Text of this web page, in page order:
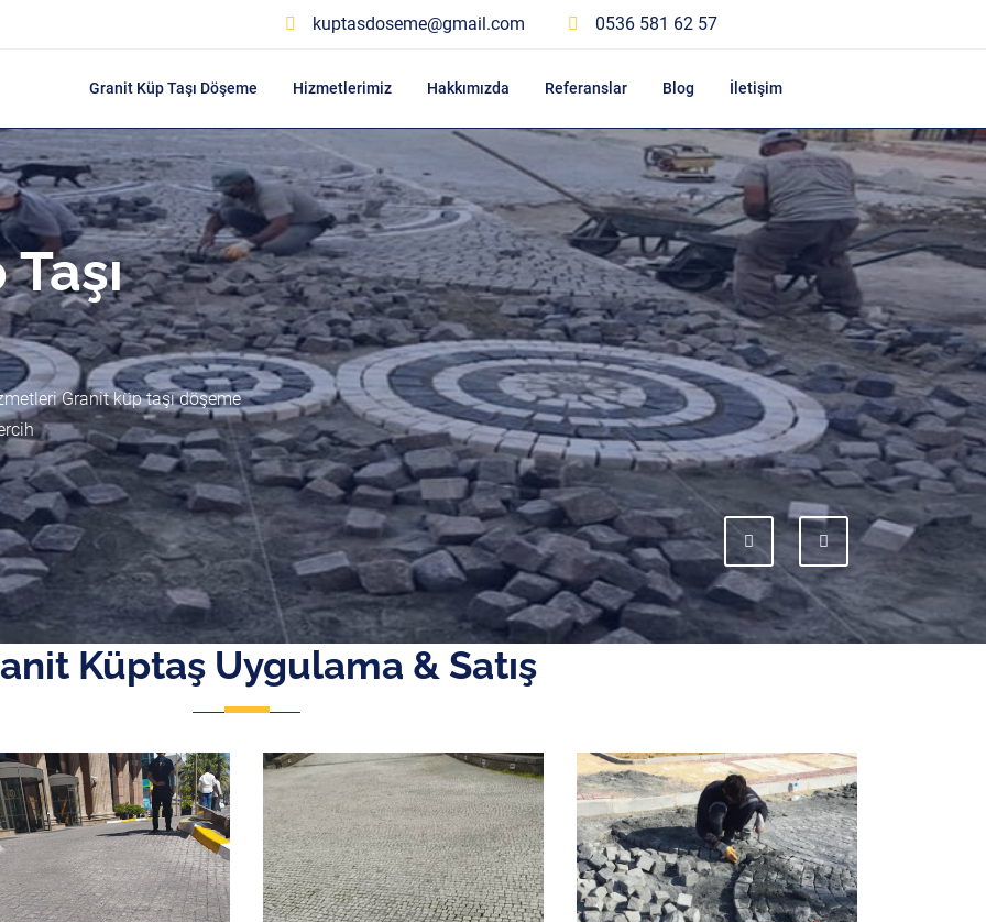
kuptasdoseme@gmail.com 0536 581 62 57
Granit Küp Taşı Döşeme Hizmetlerimiz Hakkımızda Referanslar Blog İletişim
Granit küp taşı döşeme
Previous Next
Küptaş Uygulama & Satış